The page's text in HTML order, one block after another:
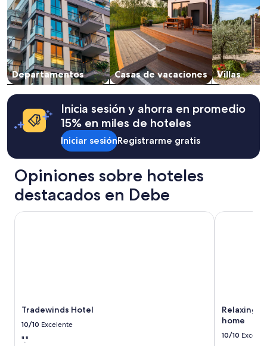
m
p
r
o
v
e
m
e
t
noche
para
2
adultos.
Los
precios
y
la
disponibilidad
están
sujetos
Aplican
términos
adicionales.
Departamentos Casas de vacaciones Villas
Inicia sesión y ahorra en promedio
15% en miles de hoteles
Iniciar sesiónRegistrarme gratis
Opiniones sobre hoteles
destacados en Debe
Tradewinds Hotel
10/10 Excelente
"."
Tradewinds Hotel
Relaxing,
home
10/10
Relaxing,